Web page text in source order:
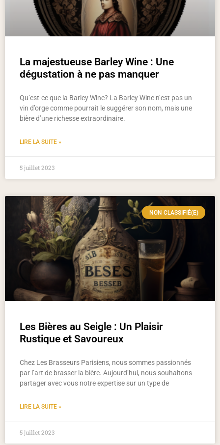
La majestueuse Barley Wine : Une
dégustation à ne pas manquer
Qu’est-ce que la Barley Wine? La Barley Wine n’est pas un
vin d’orge comme pourrait le suggérer son nom, mais une
bière d’une richesse extraordinaire.
LIRE LA SUITE »
5 juillet 2023
NON CLASSIFIÉ(E)
Les Bières au Seigle : Un Plaisir
Rustique et Savoureux
Chez Les Brasseurs Parisiens, nous sommes passionnés
par l’art de brasser la bière. Aujourd’hui, nous souhaitons
partager avec vous notre expertise sur un type de
LIRE LA SUITE »
5 juillet 2023